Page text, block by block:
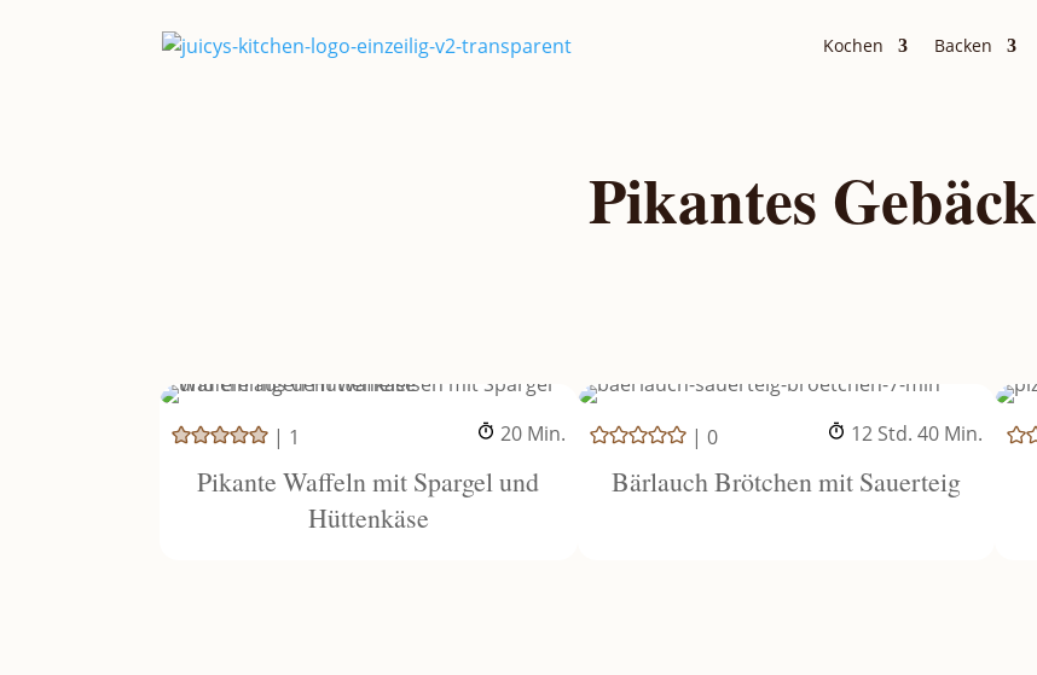
Kochen Backen
Pikantes Gebäck
| 1 20Minuten
Min.
Pikante Waffeln mit Spargel und
Hüttenkäse
| 0 12 Stunden
Std. 40Minuten
Min.
Bärlauch Brötchen mit Sauerteig